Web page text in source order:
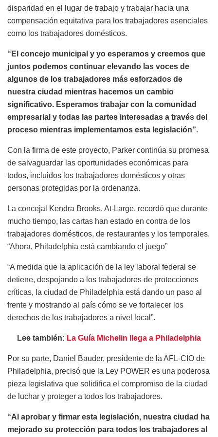
disparidad en el lugar de trabajo y trabajar hacia una
compensación equitativa para los trabajadores esenciales
como los trabajadores domésticos.
“El concejo municipal y yo esperamos y creemos que
juntos podemos continuar elevando las voces de
algunos de los trabajadores más esforzados de
nuestra ciudad mientras hacemos un cambio
significativo. Esperamos trabajar con la comunidad
empresarial y todas las partes interesadas a través del
proceso mientras implementamos esta legislación”.
Con la firma de este proyecto, Parker continúa su promesa
de salvaguardar las oportunidades económicas para
todos, incluidos los trabajadores domésticos y otras
personas protegidas por la ordenanza.
La concejal Kendra Brooks, At-Large, recordó que durante
mucho tiempo, las cartas han estado en contra de los
trabajadores domésticos, de restaurantes y los temporales.
“Ahora, Philadelphia está cambiando el juego”
“A medida que la aplicación de la ley laboral federal se
detiene, despojando a los trabajadores de protecciones
críticas, la ciudad de Philadelphia está dando un paso al
frente y mostrando al país cómo se ve fortalecer los
derechos de los trabajadores a nivel local”.
Lee también: La Guía Michelin llega a Philadelphia
Por su parte, Daniel Bauder, presidente de la AFL-CIO de
Philadelphia, precisó que la Ley POWER es una poderosa
pieza legislativa que solidifica el compromiso de la ciudad
de luchar y proteger a todos los trabajadores.
“Al aprobar y firmar esta legislación, nuestra ciudad ha
mejorado su protección para todos los trabajadores al